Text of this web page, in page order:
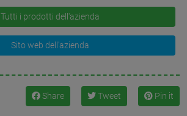
Tutti i prodotti dell'azienda
Sito web dell'azienda
Share Tweet Pin it